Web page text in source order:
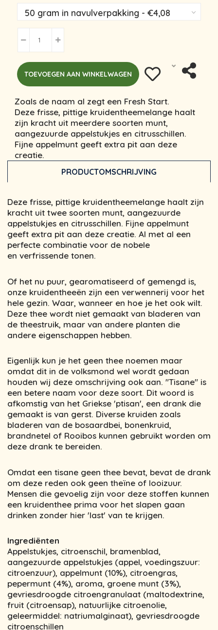
TOEVOEGEN AAN WINKELWAGEN
Zoals de naam al zegt een Fresh Start.
Deze frisse, pittige kruidentheemelange haalt
zijn kracht uit meerdere soorten munt,
aangezuurde appelstukjes en citrusschillen.
Fijne appelmunt geeft extra pit aan deze
creatie.
PRODUCTOMSCHRIJVING
Deze frisse, pittige kruidentheemelange haalt zijn
kracht uit twee soorten munt, aangezuurde
appelstukjes en citrusschillen. Fijne appelmunt
geeft extra pit aan deze creatie. Al met al een
perfecte combinatie voor de nobele
en verfrissende tonen.
Of het nu puur, gearomatiseerd of gemengd is,
onze kruidentheeën zijn een verwennerij voor het
hele gezin. Waar, wanneer en hoe je het ook wilt.
Deze thee wordt niet gemaakt van bladeren van
de theestruik, maar van andere planten die
andere eigenschappen hebben.
Eigenlijk kun je het geen thee noemen maar
omdat dit in de volksmond wel wordt gedaan
houden wij deze omschrijving ook aan. "Tisane" is
een betere naam voor deze soort. Dit woord is
afkomstig van het Griekse 'ptisan', een drank die
gemaakt is van gerst. Diverse kruiden zoals
bladeren van de bosaardbei, bonenkruid,
brandnetel of Rooibos kunnen gebruikt worden om
deze drank te bereiden.
Omdat een tisane geen thee bevat, bevat de drank
om deze reden ook geen theïne of looizuur.
Mensen die gevoelig zijn voor deze stoffen kunnen
een kruidenthee prima voor het slapen gaan
drinken zonder hier 'last' van te krijgen.
Ingrediënten
Appelstukjes, citroenschil, bramenblad,
aangezuurde appelstukjes (appel, voedingszuur:
citroenzuur), appelmunt (10%), citroengras,
pepermunt (4%), aroma, groene munt (3%),
gevriesdroogde citroengranulaat (maltodextrine,
fruit (citroensap), natuurlijke citroenolie,
geleermiddel: natriumalginaat), gevriesdroogde
citroenschillen